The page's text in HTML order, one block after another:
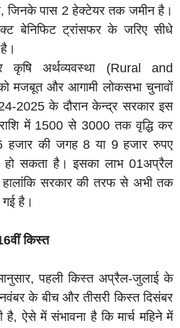
जिनके पास 2 हेक्टेयर तक जमीन है।
बेनिफिट ट्रांसफर के जरिए सीधे
अर्थव्यवस्था (Rural and
मजबूत और आगामी लोकसभा चुनावों
2025 के दौरान केन्द्र सरकार इस
राशि में 1500 से 3000 तक वृद्धि कर
हजार की जगह 8 या 9 हजार रुपए
हो सकता है। इसका लाभ 01अप्रैल
सरकार की तरफ से अभी तक
है।
किस्त
पहली किस्त अप्रैल-जुलाई के
के बीच और तीसरी किस्त दिसंबर
है, ऐसे में संभावना है कि मार्च महिने में